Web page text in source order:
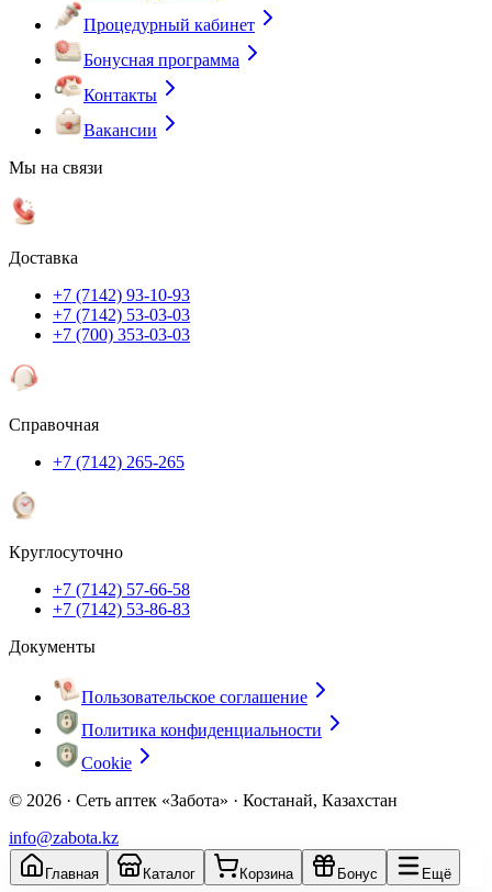
Процедурный кабинет
Бонусная программа
Контакты
Вакансии
Мы на связи
Доставка
+7 (7142) 93-10-93
+7 (7142) 53-03-03
+7 (700) 353-03-03
Справочная
+7 (7142) 265-265
Круглосуточно
+7 (7142) 57-66-58
+7 (7142) 53-86-83
Документы
Пользовательское соглашение
Политика конфиденциальности
Cookie
© 2026 · Сеть аптек «Забота» · Костанай, Казахстан
info@zabota.kz
Главная Каталог Корзина Бонус Ещё